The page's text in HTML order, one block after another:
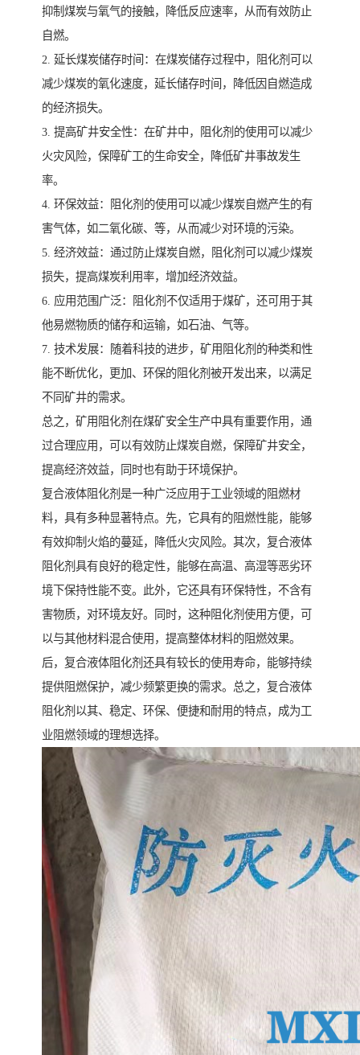
抑制煤炭与氧气的接触，降低反应速率，从而有效防止
自燃。
2. 延长煤炭储存时间：在煤炭储存过程中，阻化剂可以
减少煤炭的氧化速度，延长储存时间，降低因自燃造成
的经济损失。
3. 提高矿井安全性：在矿井中，阻化剂的使用可以减少
火灾风险，保障矿工的生命安全，降低矿井事故发生
率。
4. 环保效益：阻化剂的使用可以减少煤炭自燃产生的有
害气体，如二氧化碳、等，从而减少对环境的污染。
5. 经济效益：通过防止煤炭自燃，阻化剂可以减少煤炭
损失，提高煤炭利用率，增加经济效益。
6. 应用范围广泛：阻化剂不仅适用于煤矿，还可用于其
他易燃物质的储存和运输，如石油、气等。
7. 技术发展：随着科技的进步，矿用阻化剂的种类和性
能不断优化，更加、环保的阻化剂被开发出来，以满足
不同矿井的需求。
总之，矿用阻化剂在煤矿安全生产中具有重要作用，通
过合理应用，可以有效防止煤炭自燃，保障矿井安全，
提高经济效益，同时也有助于环境保护。
复合液体阻化剂是一种广泛应用于工业领域的阻燃材
料，具有多种显著特点。先，它具有的阻燃性能，能够
有效抑制火焰的蔓延，降低火灾风险。其次，复合液体
阻化剂具有良好的稳定性，能够在高温、高湿等恶劣环
境下保持性能不变。此外，它还具有环保特性，不含有
害物质，对环境友好。同时，这种阻化剂使用方便，可
以与其他材料混合使用，提高整体材料的阻燃效果。
后，复合液体阻化剂还具有较长的使用寿命，能够持续
提供阻燃保护，减少频繁更换的需求。总之，复合液体
阻化剂以其、稳定、环保、便捷和耐用的特点，成为工
业阻燃领域的理想选择。